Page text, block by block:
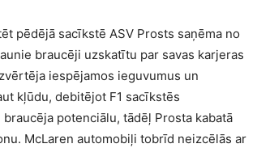
pēdējā sacīkstē ASV Prosts saņēma no
braucēji uzskatītu par savas karjeras
iespējamos ieguvumus un
kļūdu, debitējot F1 sacīkstēs
potenciālu, tādēļ Prosta kabatā
McLaren automobiļi tobrīd neizcēlās ar